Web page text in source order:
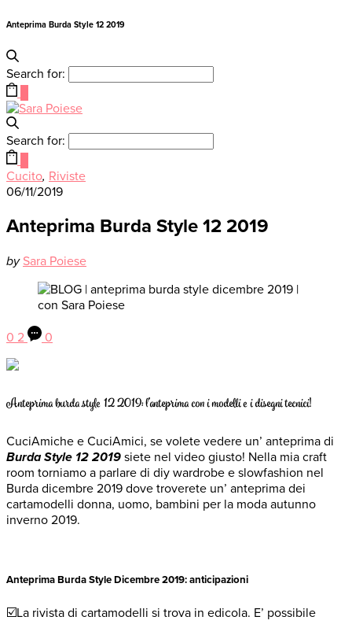
Anteprima Burda Style 12 2019
Search for:
Search for:
Cucito, Riviste
06/11/2019
Anteprima Burda Style 12 2019
by Sara Poiese
0 2 0
Anteprima burda style 12 2019: l’anteprima con i modelli e i disegni tecnici!
CuciAmiche e CuciAmici, se volete vedere un’ anteprima di
Burda Style 12 2019 siete nel video giusto! Nella mia craft
room torniamo a parlare di diy wardrobe e slowfashion nel
Burda dicembre 2019 dove troverete un’ anteprima dei
cartamodelli donna, uomo, bambini per la moda autunno
inverno 2019.
Anteprima Burda Style Dicembre 2019: anticipazioni
☑️La rivista di cartamodelli si trova in edicola. E’ possibile